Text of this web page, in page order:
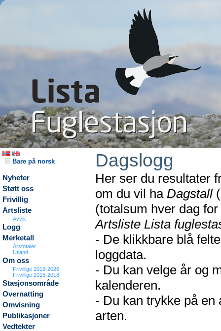
Bare på norsk
Nyheter
Støtt oss
Frivillig
Artsliste
Avvik
Logg
Merketall
Årstotaler
Utland
Om oss
Frivillige 2019-2026
Frivillige 2015-2018
Stasjonsområde
Overnatting
Omvisning
Publikasjoner
Vedtekter
Dagslogg
Her ser du resultater
om du vil ha Dagstall
(totalsum hver dag
Artsliste Lista
- De klikkbare blå
loggdata.
- Du kan velge år og
kalenderen.
- Du kan trykke på en
arten.